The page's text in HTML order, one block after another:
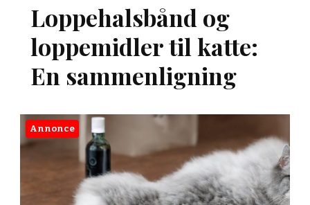
Loppehalsbånd og
loppemidler til katte:
En sammenligning
Annonce